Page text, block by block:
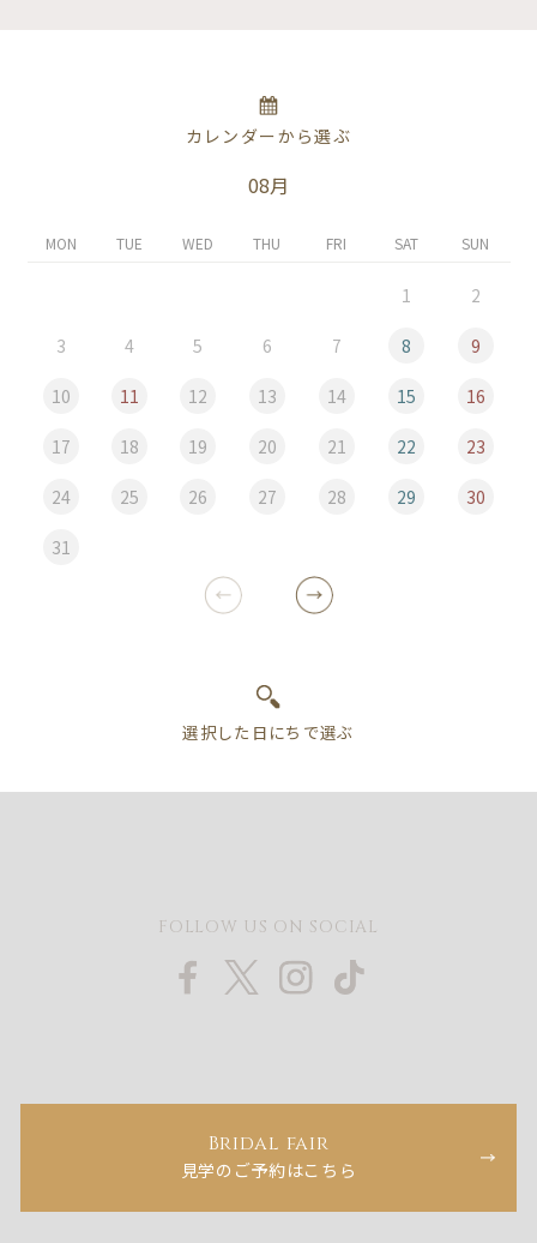
カレンダーから選ぶ
08月
MON TUE WED THU FRI SAT SUN
1 2
3 4 5 6 7 8 9
10 11 12 13 14 15 16
17 18 19 20 21 22 23
24 25 26 27 28 29 30
31
FOLLOW US ON SOCIAL
Bridal fair
見学のご予約はこちら